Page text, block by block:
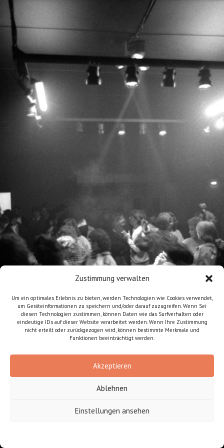
Zustimmung verwalten
Um ein optimales Erlebnis zu bieten, werden Technologien wie Cookies verwendet,
um Geräteinformationen zu speichern und/oder darauf zuzugreifen. Wenn Sei
diesen Technologien zustimmen, können Daten wie das Surfverhalten oder
eindeutige IDs auf dieser Website verarbeitet werden. Wenn Ihre Zustimmung
nicht erteilt oder zurückgezogen wird, können bestimmte Merkmale und
Funktionen beeinträchtigt werden.
Akzeptieren
Ablehnen
Einstellungen ansehen